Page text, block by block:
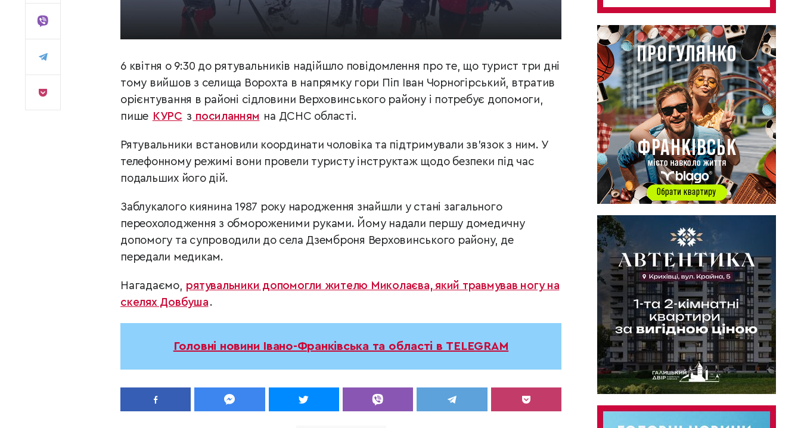
6 квітня о 9:30 до рятувальників надійшло повідомлення про те, що турист три дні
тому вийшов з селища Ворохта в напрямку гори Піп Іван Чорногірський, втратив
орієнтування в районі сідловини Верховинського району і потребує допомоги,
пише КУРС з посиланням на ДСНС області.
Рятувальники встановили координати чоловіка та підтримували зв’язок з ним. У
телефонному режимі вони провели туристу інструктаж щодо безпеки під час
подальших його дій.
Заблукалого киянина 1987 року народження знайшли у стані загального
переохолодження з обмороженими руками. Йому надали першу домедичну
допомогу та супроводили до села Дземброня Верховинського району, де
передали медикам.
Нагадаємо, рятувальники допомогли жителю Миколаєва, який травмував ногу на
скелях Довбуша .
Головні новини Івано-Франківська та області в TELEGRAM